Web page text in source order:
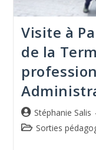
Visite à
de la
Stéphanie Salis
Sorties